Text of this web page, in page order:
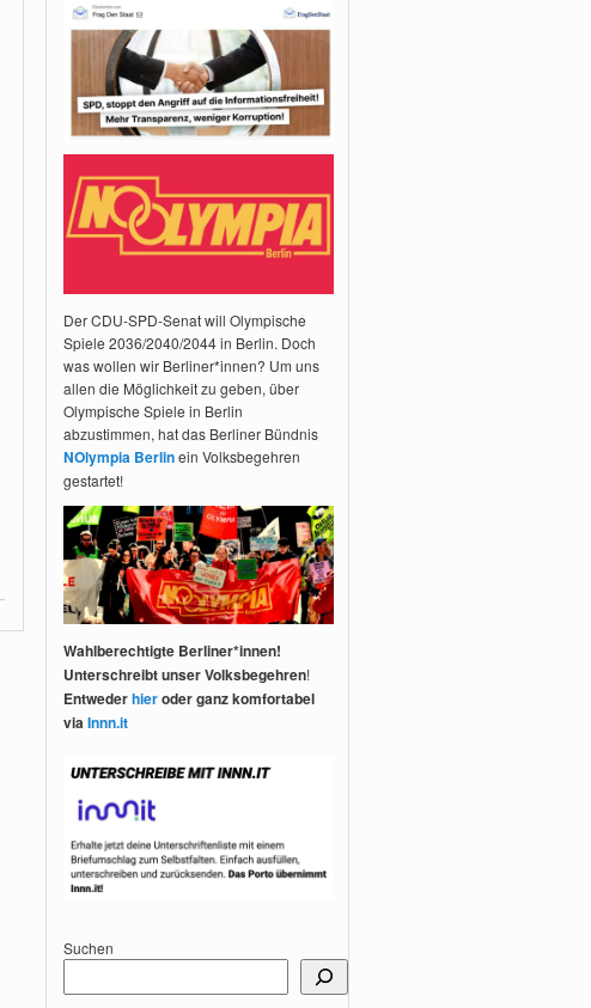
Der CDU-SPD-Senat will Olympische
Spiele 2036/2040/2044 in Berlin. Doch
was wollen wir Berliner*innen? Um uns
allen die Möglichkeit zu geben, über
Olympische Spiele in Berlin
abzustimmen, hat das Berliner Bündnis
NOlympia Berlinein Volksbegehren
gestartet!
Wahlberechtigte Berliner*innen!
Unterschreibt unser Volksbegehren!
Entwederhieroder ganz komfortabel
viaInnn.it
Suchen